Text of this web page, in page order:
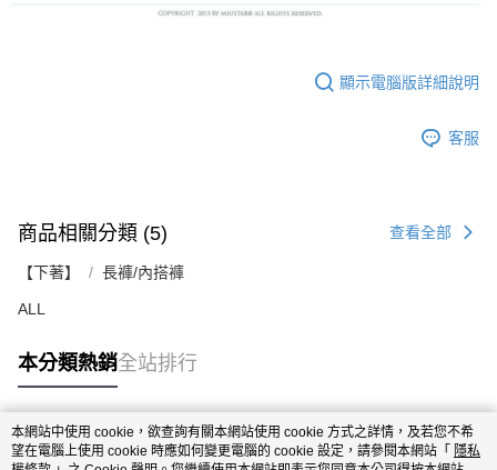
顯示電腦版詳細說明
客服
商品相關分類 (5) 查看全部
【下著】 長褲/內搭褲
ALL
本分類熱銷全站排行
熱門標籤
本網站中使用 cookie，欲查詢有關本網站使用 cookie 方式之詳情，及若您不希
望在電腦上使用 cookie 時應如何變更電腦的 cookie 設定，請參閱本網站「 隱私